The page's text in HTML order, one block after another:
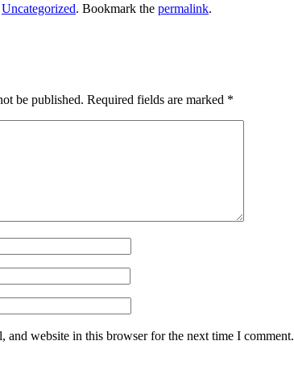
Uncategorized. Bookmark the permalink.
be published. Required fields are marked *
and website in this browser for the next time I comment.